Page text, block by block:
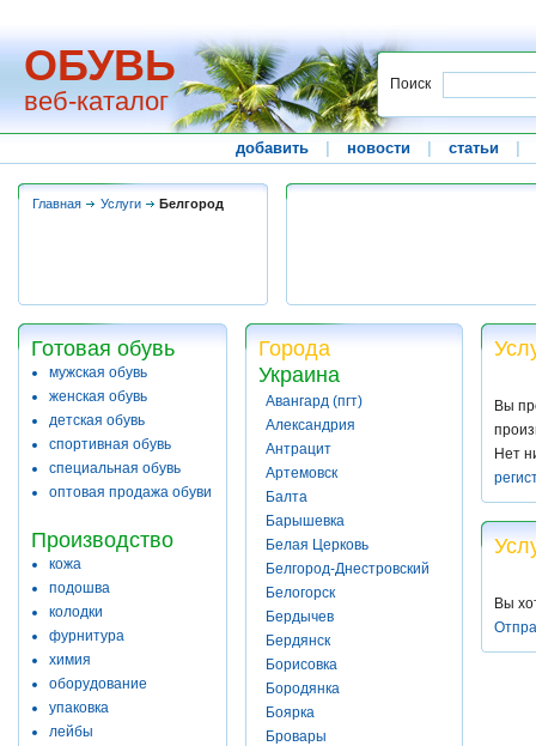
ОБУВЬ
веб-каталог
Поиск
добавить новости статьи
Главная Услуги Белгород
Готовая обувь
мужская обувь
женская обувь
детская обувь
спортивная обувь
специальная обувь
оптовая продажа обуви
Производство
кожа
подошва
колодки
фурнитура
химия
оборудование
упаковка
лейбы
Города
Украина
Авангард (пгт)
Александрия
Антрацит
Артемовск
Балта
Барышевка
Белая Церковь
Белгород-Днестровский
Белогорск
Бердычев
Бердянск
Борисовка
Бородянка
Боярка
Бровары
Вы
Нет
Вы